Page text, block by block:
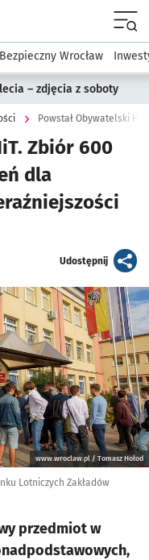
Dla mieszkańca
Bezpieczny Wrocław
– zdjęcia z soboty
Zbiór 600
dla
Udostępnijartykuł
www.wroclaw.pl / Tomasz Hołod
Lotniczych Zakładów
przedmiot w